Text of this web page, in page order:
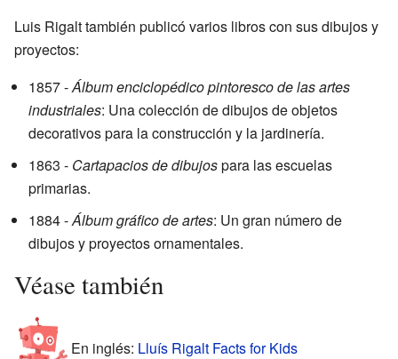
Luis Rigalt también publicó varios libros con sus dibujos y
proyectos:
1857 -Álbum enciclopédico pintoresco de las artes
industriales: Una colección de dibujos de objetos
decorativos para la construcción y la jardinería.
1863 - Cartapacios de dibujospara las escuelas
primarias.
1884 -Álbum gráfico de artes: Un gran número de
dibujos y proyectos ornamentales.
Véase también
En inglés: Lluís Rigalt Facts for Kids